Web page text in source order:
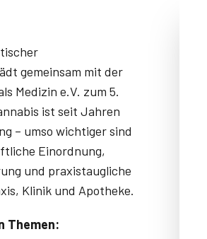
gemeinsam mit der
Medizin e.V. zum 5.
ist seit Jahren
– umso wichtiger sind
Einordnung,
und praxistaugliche
Klinik und Apotheke.
Themen: